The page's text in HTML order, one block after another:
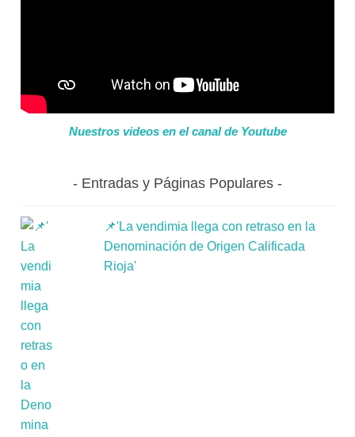
Nuestros videos en el canal de Youtube
Entradas y Páginas Populares
📌'La vendimia llega con retraso en la
Denominación de Origen Calificada
Rioja'